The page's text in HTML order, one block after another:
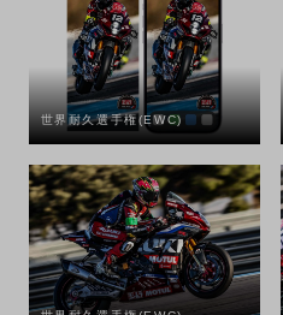
世界耐久選手権(EWC)